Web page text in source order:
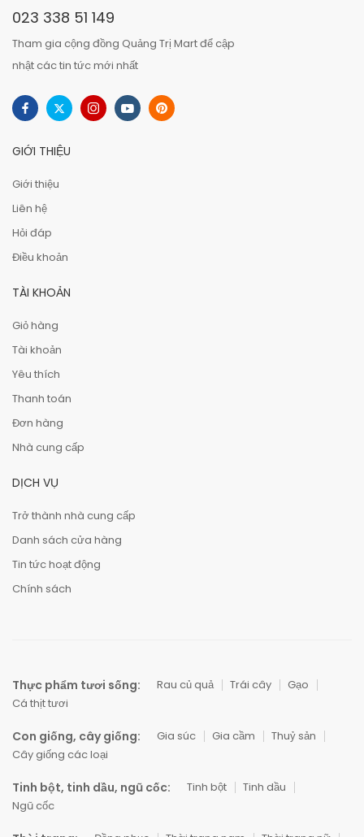
023 338 51 149
Tham gia cộng đồng Quảng Trị Mart để cập
nhật các tin tức mới nhất
GIỚI THIỆU
Giới thiệu
Liên hệ
Hỏi đáp
Điều khoản
TÀI KHOẢN
Giỏ hàng
Tài khoản
Yêu thích
Thanh toán
Đơn hàng
Nhà cung cấp
DỊCH VỤ
Trở thành nhà cung cấp
Danh sách cửa hàng
Tin tức hoạt động
Chính sách
Thực phẩm tươi sống: Rau củ quả Trái cây
Gạo
Cá thịt tươi
Con giống, cây giống: Gia súc Gia cầm
Thuỷ sản
Cây giống các loại
Tinh bột, tinh dầu, ngũ cốc: Tinh bột
Tinh dầu
Ngũ cốc